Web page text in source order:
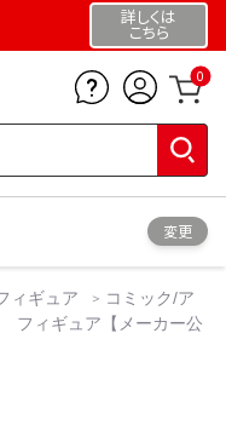
詳しくは
こちら
0
変更
ィギュア
コミック/ア
フィギュア【メーカー公